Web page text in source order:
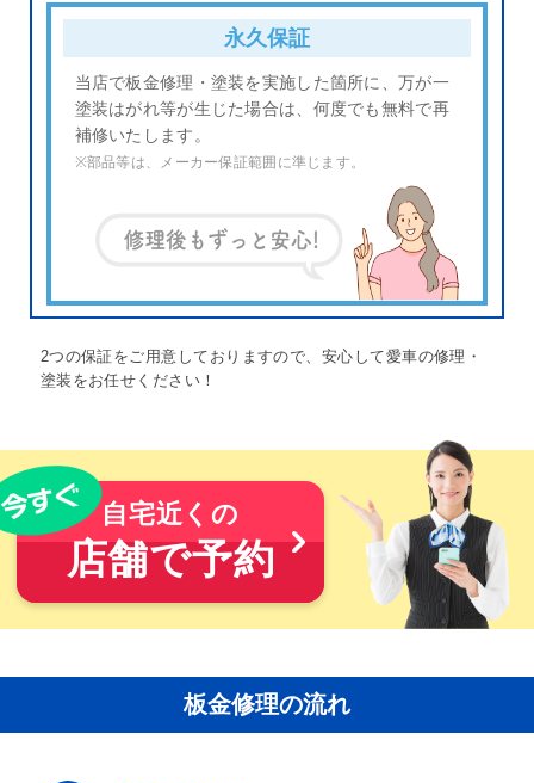
永久保証
当店で板金修理・塗装を実施した箇所に、万が一
塗装はがれ等が生じた場合は、何度でも無料で再
補修いたします。
※部品等は、メーカー保証範囲に準じます。
2つの保証をご用意しておりますので、安心して愛車の修理・
塗装をお任せください！
自宅近くの
店舗で予約
板金修理の流れ